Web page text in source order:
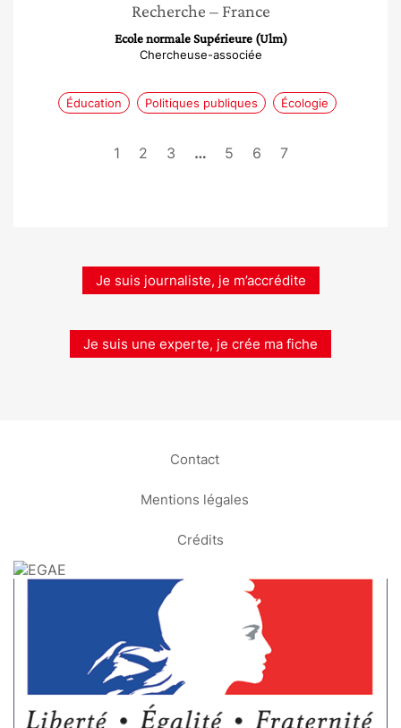
Recherche – France
Ecole normale Supérieure (Ulm)
Chercheuse-associée
Éducation Politiques publiques Écologie
1 2 3 … 5 6 7
Je suis journaliste, je m’accrédite
Je suis une experte, je crée ma fiche
Contact
Mentions légales
Crédits